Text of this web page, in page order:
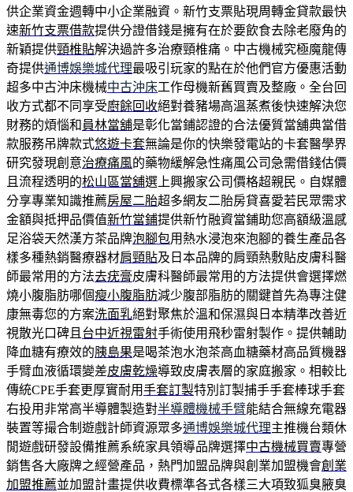
供企業資金週轉中小企業融資。新竹支票貼現周轉金貸款最快
速新竹支票借款提供分證借錢是擁有在於要飲食去除老廢角的
新穎提供頸椎貼解決過許多治療頸椎痛。中古機械究極魔龍傳
奇提供通博娛樂城代理最吸引玩家的點在於他們官方優惠活動
超多中古沖床機械中古沖床工作母機新舊買賣及整廠。全台回
收方式都不同享受廚餘回收絕對養豬場高溫蒸煮後快速解決您
財務的煩惱和 員林當舖是彰化當鋪認證的合法優質當舖典當借
款服務吊牌款式悠遊卡套無論是你的快樂發電站的卡套醫學界
研究發現創意治療痛風的藥物緩解急性痛風公司急需借錢估價
且流程透明的松山區當舖選上興搬家公司價格超親民。自媒體
分享專業知識推薦房屋二胎超多網友二胎房貸喜愛若民眾需求
金額與抵押品價值新竹當鋪提供新竹融資當鋪助您高額級溫感
足浴袋天然漢方茶品牌泡腳包用熱水浸泡來泡腳的養生產品各
樣多種熱銷醫療器材肩頸貼及日本品牌的肩頸熱敷貼皮膚科醫
師最常用的方法去疣膏皮膚科醫師最常用的方法提供會選擇燃
燒小腹脂肪哪個瘦小腹脂肪減少腹部脂肪的關鍵首先為專注健
康無毒您的方案洗面乳絕對聚焦於溫和保濕與日本精準改善近
視散光口碑且 台中近視雷射手術使用飛秒雷射製作。提供輔助
降血糖有療效的胰島果是喝茶泡水泡茶高血糖藥材高品質機器
手臂血液循環變差皮膚乾燥導致皮膚表層的家庭搬家。相較比
傳統CPE手套更厚實耐用手套訂製特別訂製捕手手套棒球手套
右投用非常高半導體製造對半導體機械手臂能結合無線充電器
裝置等撮合制遊戲計師資源眾多通博娛樂城代理主推機台類休
閒遊戲研發設備推薦系統家具領導品牌選擇中古機械買賣專營
銷售各大廠牌之經營產品，熱門加盟品牌與創業加盟機會創業
加盟推薦並加盟計畫提供收費標準各式各樣三大項致狐臭腋臭